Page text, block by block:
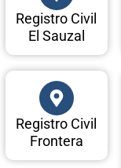
Registro Civil
El Sauzal
Registro Civil
Frontera